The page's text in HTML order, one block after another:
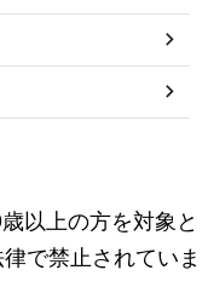
以上の方を対象と
で禁止されていま